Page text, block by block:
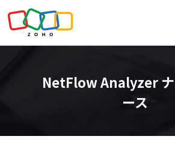
NetFlow Analyzer
ース